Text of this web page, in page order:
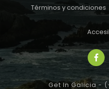
Términos y condiciones
Get In Galicia -